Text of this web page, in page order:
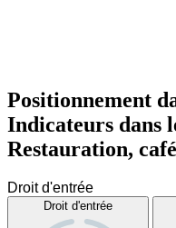
Positionnement
Indicateurs dans
Restauration,
Droit d'entrée